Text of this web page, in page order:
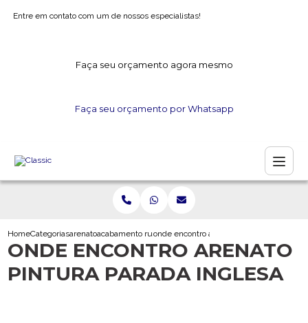
Entre em contato com um de nossos especialistas!
Faça seu orçamento agora mesmo
Faça seu orçamento por Whatsapp
HomeCategoriasarenatoacabamento rustico em paredeonde encontro arenato pintura parada
ONDE ENCONTRO ARENATO
PINTURA PARADA INGLESA